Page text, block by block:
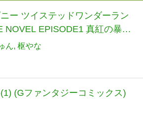
ー ツイステッドワンダーラン
NOVEL EPISODE1 真紅の暴君
ん 枢やな
(Gファンタジーコミックス)